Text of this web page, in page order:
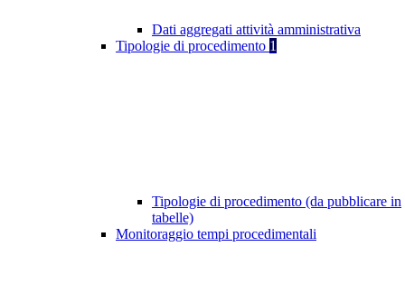
Dati aggregati attività amministrativa
Tipologie di procedimento 1
Tipologie di procedimento (da pubblicare in
tabelle)
Monitoraggio tempi procedimentali